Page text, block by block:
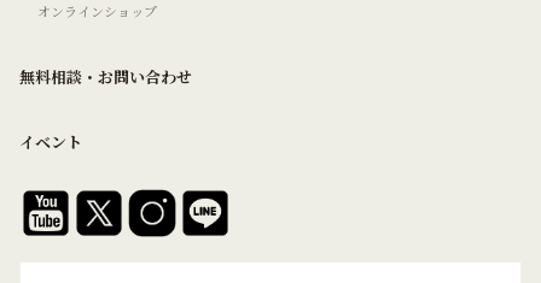
オンラインショップ
無料相談・お問い合わせ
イベント